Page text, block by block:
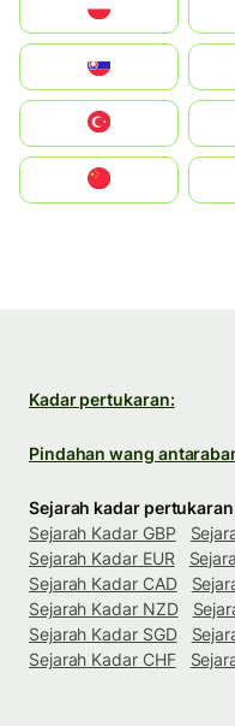
United States
中國香港特別行政區
Kadar pertukaran:
Pindahan wang
Sejarah kadar
Sejarah Kadar GBP
Sejarah Kadar EUR
Sejarah Kadar CAD
Sejarah Kadar NZD
Sejarah Kadar SGD
Sejarah Kadar CHF